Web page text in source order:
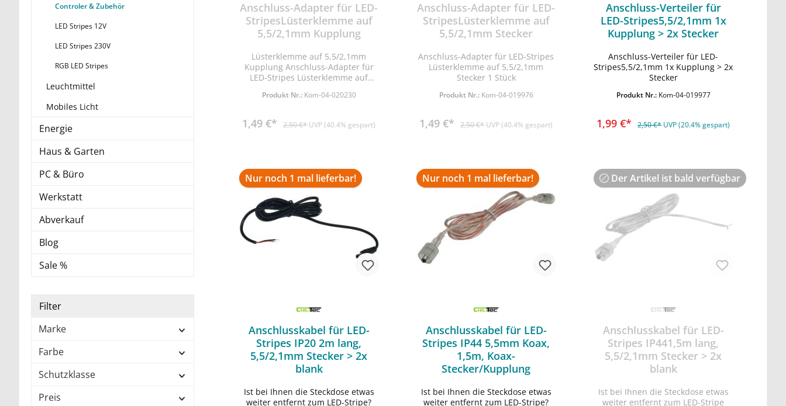
Controler & Zubehör
LED Stripes 12V
LED Stripes 230V
RGB LED Stripes
Leuchtmittel
Mobiles Licht
Energie
Haus & Garten
PC & Büro
Werkstatt
Abverkauf
Blog
Sale %
Filter
Marke
Farbe
Schutzklasse
Preis
Anschluss-Adapter für LED-
StripesLüsterklemme auf
5,5/2,1mm Kupplung
Lüsterklemme auf 5,5/2,1mm
Kupplung Anschluss-Adapter für
LED-Stripes Lüsterklemme auf
Produkt Nr.: Kom-04-020230
1,49 €* 2,50 €* UVP (40.4% gespart)
Anschluss-Adapter für LED-
StripesLüsterklemme auf
5,5/2,1mm Stecker
Anschluss-Adapter für LED-Stripes
Lüsterklemme auf 5,5/2,1mm
Stecker 1 Stück
Produkt Nr.: Kom-04-019976
1,49 €* 2,50 €* UVP (40.4% gespart)
Anschluss-Verteiler für
LED-Stripes5,5/2,1mm 1x
Kupplung > 2x Stecker
Anschluss-Verteiler für LED-
Stripes5,5/2,1mm 1x Kupplung > 2x
Stecker
Produkt Nr.: Kom-04-019977
1,99 €* 2,50 €* UVP (20.4% gespart)
In den Warenkorb
Nur noch 1 mal lieferbar!
Anschlusskabel für LED-
Stripes IP20 2m lang,
5,5/2,1mm Stecker > 2x
blank
Ist bei Ihnen die Steckdose etwas
weiter entfernt zum LED-Stripe?
In den Warenkorb
Nur noch 1 mal lieferbar!
Anschlusskabel für LED-
Stripes IP44 5,5mm Koax,
1,5m, Koax-
Stecker/Kupplung
Ist bei Ihnen die Steckdose etwas
weiter entfernt zum LED-Stripe?
In den Warenkorb
Der Artikel ist bald verfügbar
Anschlusskabel für LED-
Stripes IP441,5m lang,
5,5/2,1mm Stecker > 2x
blank
Ist bei Ihnen die Steckdose etwas
weiter entfernt zum LED-Stripe